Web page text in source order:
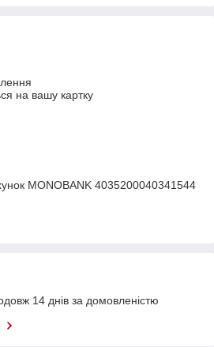
на вашу картку
MONOBANK 4035200040341544
14 днів за домовленістю